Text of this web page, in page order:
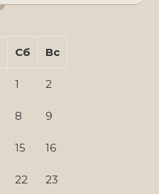
Сб Вс
1 2
8 9
15 16
22 23